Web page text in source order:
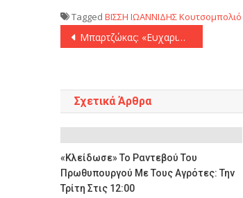
Tagged ΒΙΣΣΗ ΙΩΑΝΝΙΔΗΣΚουτσομπολιό
Πλοήγηση
Μπαρτζώκας: «Ευχαριστώ τους Προέδρους για το ότι δουλεύω στην ομάδα όπου ονειρευόμουν!»
Σχετικά Άρθρα
«Κλείδωσε» Το Ραντεβού Του
Πρωθυπουργού Με Τους Αγρότες: Την
Τρίτη Στις 12:00